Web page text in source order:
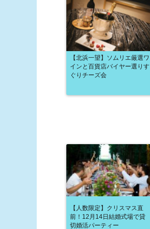
【北浜一望】ソムリエ厳選ワ
インと百貨店バイヤー選りす
ぐりチーズ会
【人数限定】クリスマス直
前！12月14日結婚式場で貸
切婚活パーティー